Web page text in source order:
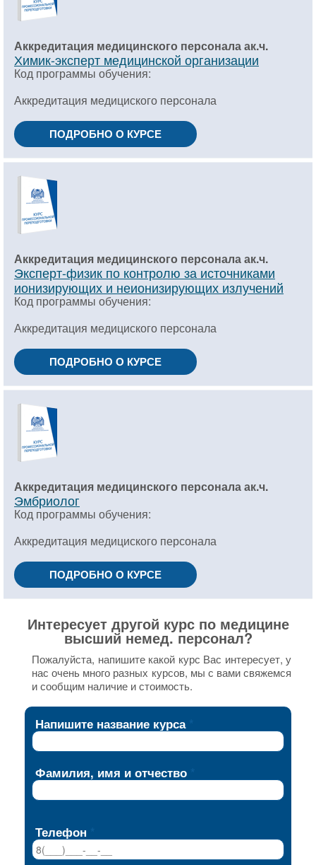
Аккредитация медицинского персонала ак.ч.
Химик-эксперт медицинской организации
Код программы обучения:
Аккредитация медициского персонала
ПОДРОБНО О КУРСЕ
Аккредитация медицинского персонала ак.ч.
Эксперт-физик по контролю за источниками
ионизирующих и неионизирующих излучений
Код программы обучения:
Аккредитация медициского персонала
ПОДРОБНО О КУРСЕ
Аккредитация медицинского персонала ак.ч.
Эмбриолог
Код программы обучения:
Аккредитация медициского персонала
ПОДРОБНО О КУРСЕ
Интересует другой курс по медицине
высший немед. персонал?
Пожалуйста, напишите какой курс Вас интересует, у
нас очень много разных курсов, мы с вами свяжемся
и сообщим наличие и стоимость.
Напишите название курса
Фамилия, имя и отчество
Телефон